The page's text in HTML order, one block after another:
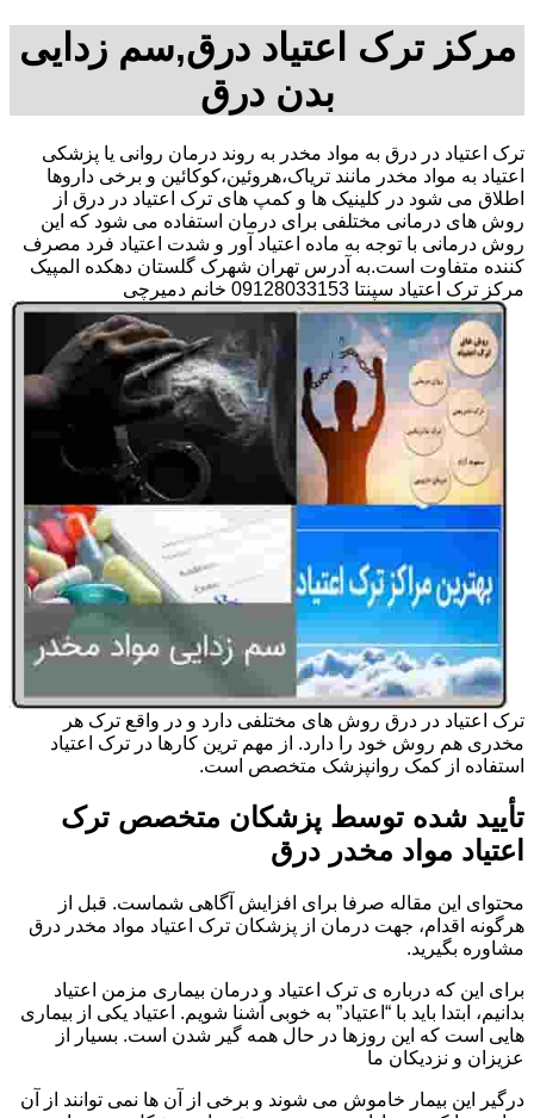
مرکز ترک اعتیاد درق,سم زدایی
بدن درق
ترک اعتیاد در درق به مواد مخدر به روند درمان روانی یا پزشکی
اعتیاد به مواد مخدر مانند تریاک،هروئین،کوکائین و برخی داروها
اطلاق می شود در کلینیک ها و کمپ های ترک اعتیاد در درق از
روش های درمانی مختلفی برای درمان استفاده می شود که این
روش درمانی با توجه به ماده اعتیاد آور و شدت اعتیاد فرد مصرف
کننده متفاوت است.به آدرس تهران شهرک گلستان دهکده المپیک
مرکز ترک اعتیاد سپنتا 09128033153 خانم دمیرچی
ترک اعتیاد در درق روش های مختلفی دارد و در واقع ترک هر
مخدری هم روش خود را دارد. از مهم ترین کارها در ترک اعتیاد
استفاده از کمک روانپزشک متخصص است.
تأیید شده توسط پزشکان متخصص ترک
اعتیاد مواد مخدر درق
محتوای این مقاله صرفا برای افزایش آگاهی شماست. قبل از
هرگونه اقدام، جهت درمان از پزشکان ترک اعتیاد مواد مخدر درق
مشاوره بگیرید.
برای این که درباره ی ترک اعتیاد و درمان بیماری مزمن اعتیاد
بدانیم، ابتدا باید با “اعتیاد” به خوبی آشنا شویم. اعتیاد یکی از بیماری
هایی است که این روزها در حال همه گیر شدن است. بسیار از
عزیزان و نزدیکان ما
درگیر این بیمار خاموش می شوند و برخی از آن ها نمی توانند از آن